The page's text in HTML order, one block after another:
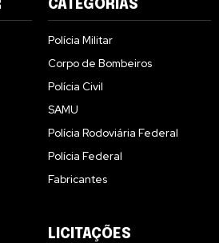
CATEGORIAS
Polícia Militar
Corpo de Bombeiros
Polícia Civil
SAMU
Polícia Rodoviária Federal
Polícia Federal
Fabricantes
LICITAÇÕES